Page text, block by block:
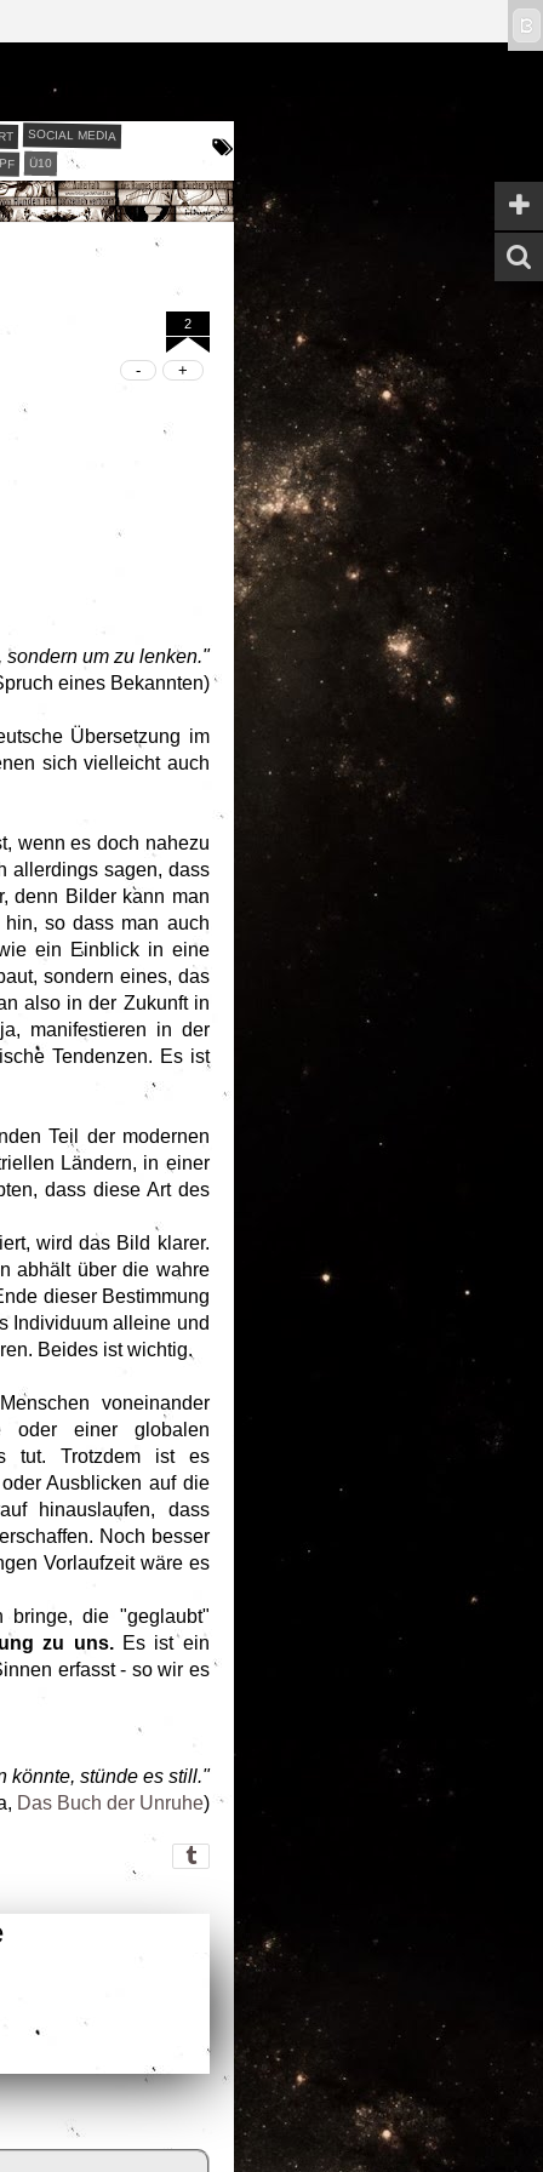
ϖ
SOCIAL MEDIA
Ü10
2
sondern um zu lenken."
eines Bekannten)
Übersetzung im
sich vielleicht auch
wenn es doch nahezu
allerdings sagen, dass
denn Bilder kann man
so dass man auch
ein Einblick in eine
sondern eines, das
also in der Zukunft in
manifestieren in der
Tendenzen. Es ist
Teil der modernen
Ländern, in einer
dass diese Art des
wird das Bild klarer.
abhält über die wahre
dieser Bestimmung
Individuum alleine und
Beides ist wichtig.
voneinander
einer globalen
tut. Trotzdem ist es
Ausblicken auf die
hinauslaufen, dass
Noch besser
Vorlaufzeit wäre es
bringe, die "geglaubt"
zu uns.Es ist ein
erfasst - so wir es
könnte, stünde es still."
Das Buch der Unruhe)